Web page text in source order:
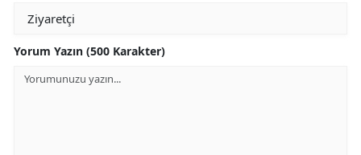
Yorum Yazın (500 Karakter)